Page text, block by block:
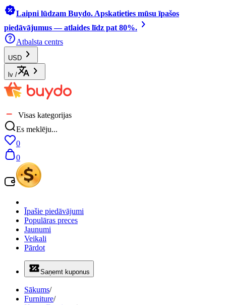
Laipni lūdzam Buydo. Apskatieties mūsu īpašos
piedāvājumus — atlaides līdz pat 80%.
Atbalsta centrs
USD
lv /
Visas kategorijas
Es meklēju...
0
0
Īpašie piedāvājumi
Populāras preces
Jaunumi
Veikali
Pārdot
Saņemt kuponus
Sākums/
Furniture/